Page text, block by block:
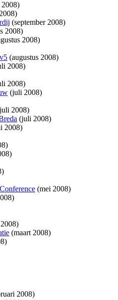
2008)
(september 2008)
2008)
2008)
(augustus 2008)
2008)
2008)
(juli 2008)
2008)
(juli 2008)
2008)
(mei 2008)
(maart 2008)
2008)